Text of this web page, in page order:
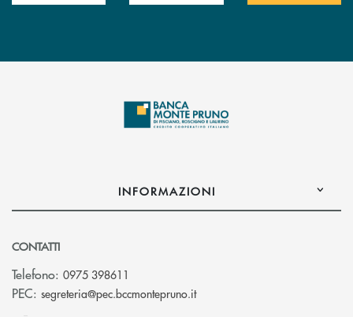
INFORMAZIONI
CONTATTI
Telefono: 0975 398611
PEC: segreteria@pec.bccmontepruno.it(si apre l’app di posta